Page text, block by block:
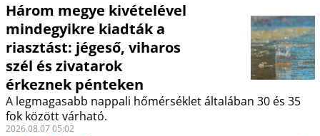
Három megye kivételével
mindegyikre kiadták a
riasztást: jégeső, viharos
szél és zivatarok
érkeznek pénteken
A legmagasabb nappali hőmérséklet általában 30 és 35
fok között várható.
2026.08.07 05:02